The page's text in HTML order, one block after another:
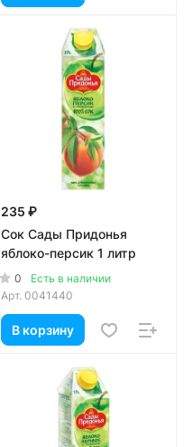
235 ₽
Сок Сады Придонья
яблоко-персик 1 литр
0
Есть в наличии
Арт. 0041440
В корзину